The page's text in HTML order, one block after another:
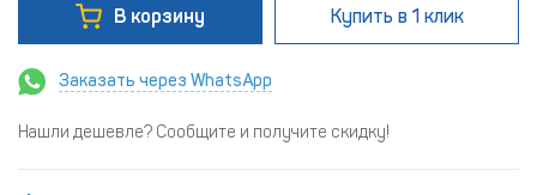
В корзину Купить в 1 клик
Заказать через WhatsApp
Нашли дешевле? Сообщите и получите скидку!